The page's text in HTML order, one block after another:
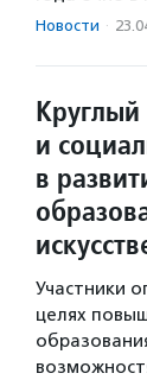
Новости ·
и
в
Участники
целях